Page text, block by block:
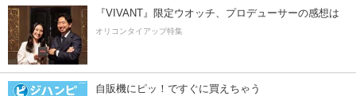
『VIVANT』限定ウオッチ、プロデューサーの感想は
オリコンタイアップ特集
自販機にピッ！ですぐに買えちゃう